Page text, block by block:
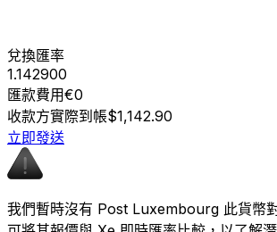
兌換匯率
1.142900
匯款費用€0
收款方實際到帳$1,142.90
立即發送
我們暫時沒有 Post Luxembourg 此貨幣